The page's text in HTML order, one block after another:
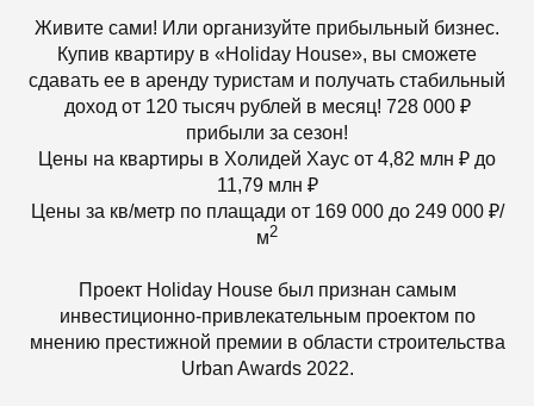
Живите сами! Или организуйте прибыльный бизнес.
Купив квартиру в «Holiday House», вы сможете
сдавать ее в аренду туристам и получать стабильный
доход от 120 тысяч рублей в месяц! 728 000 ₽
прибыли за сезон!
Цены на квартиры в Холидей Хаус от 4,82 млн ₽ до
11,79 млн ₽
Цены за кв/метр по плащади от 169 000 до 249 000 ₽/
м2
Проект Holiday House был признан самым
инвестиционно-привлекательным проектом по
мнению престижной премии в области строительства
Urban Awards 2022.